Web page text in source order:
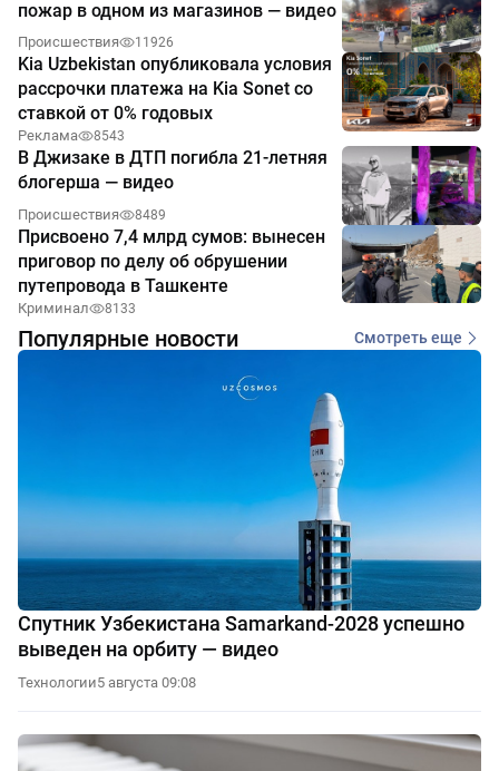
пожар в одном из магазинов — видео
Происшествия 11926
Kia Uzbekistan опубликовала условия
рассрочки платежа на Kia Sonet со
ставкой от 0% годовых
Реклама 8543
В Джизаке в ДТП погибла 21-летняя
блогерша — видео
Происшествия 8489
Присвоено 7,4 млрд сумов: вынесен
приговор по делу об обрушении
путепровода в Ташкенте
Криминал 8133
Популярные новости Смотреть еще
Спутник Узбекистана Samarkand-2028 успешно
выведен на орбиту — видео
Технологии5 августа 09:08